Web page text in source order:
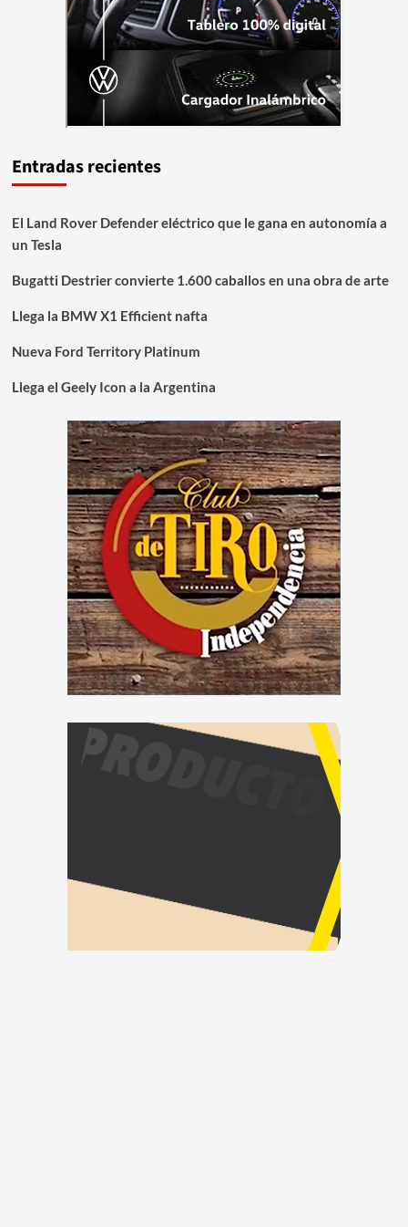
Entradas recientes
El Land Rover Defender eléctrico que le gana en autonomía a
un Tesla
Bugatti Destrier convierte 1.600 caballos en una obra de arte
Llega la BMW X1 Efficient nafta
Nueva Ford Territory Platinum
Llega el Geely Icon a la Argentina